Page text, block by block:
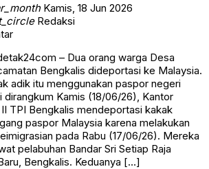
Kamis, 18 Jun 2026
Redaksi
– Dua orang warga Desa
Bengkalis dideportasi ke Malaysia.
adik itu menggunakan paspor negeri
dirangkum Kamis (18/06/26), Kantor
TPI Bengkalis mendeportasi kakak
paspor Malaysia karena melakukan
pada Rabu (17/06/26). Mereka
pelabuhan Bandar Sri Setiap Raja
Bengkalis. Keduanya […]